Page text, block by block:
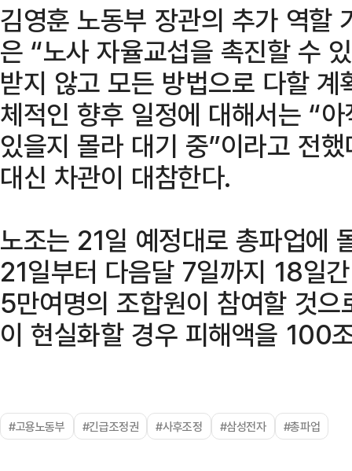
김영훈 노동부 장관의 추가 역할
은 “노사 자율교섭을 촉진할 수
받지 않고 모든 방법으로 다할
체적인 향후 일정에 대해서는 “
있을지 몰라 대기 중”이라고 전
대신 차관이 대참한다.
노조는 21일 예정대로 총파업에
21일부터 다음달 7일까지 18일
5만여명의 조합원이 참여할 것
이 현실화할 경우 피해액을 100
#고용노동부 #긴급조정권 #사후조정 #삼성전자 #총파업